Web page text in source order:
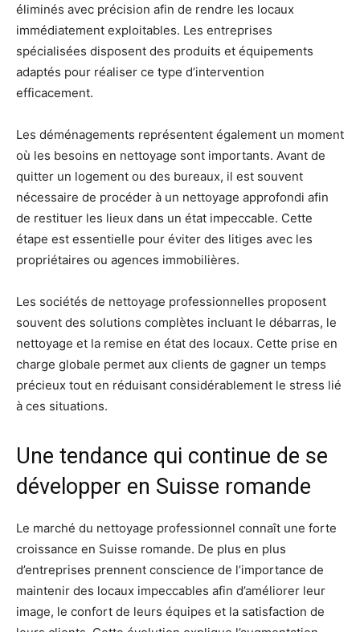
éliminés avec précision afin de rendre les locaux
immédiatement exploitables. Les entreprises
spécialisées disposent des produits et équipements
adaptés pour réaliser ce type d’intervention
efficacement.
Les déménagements représentent également un moment
où les besoins en nettoyage sont importants. Avant de
quitter un logement ou des bureaux, il est souvent
nécessaire de procéder à un nettoyage approfondi afin
de restituer les lieux dans un état impeccable. Cette
étape est essentielle pour éviter des litiges avec les
propriétaires ou agences immobilières.
Les sociétés de nettoyage professionnelles proposent
souvent des solutions complètes incluant le débarras, le
nettoyage et la remise en état des locaux. Cette prise en
charge globale permet aux clients de gagner un temps
précieux tout en réduisant considérablement le stress lié
à ces situations.
Une tendance qui continue de se
développer en Suisse romande
Le marché du nettoyage professionnel connaît une forte
croissance en Suisse romande. De plus en plus
d’entreprises prennent conscience de l’importance de
maintenir des locaux impeccables afin d’améliorer leur
image, le confort de leurs équipes et la satisfaction de